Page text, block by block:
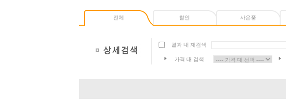
전체 할인 사은품
결과 내 재검색
가격 대 검색